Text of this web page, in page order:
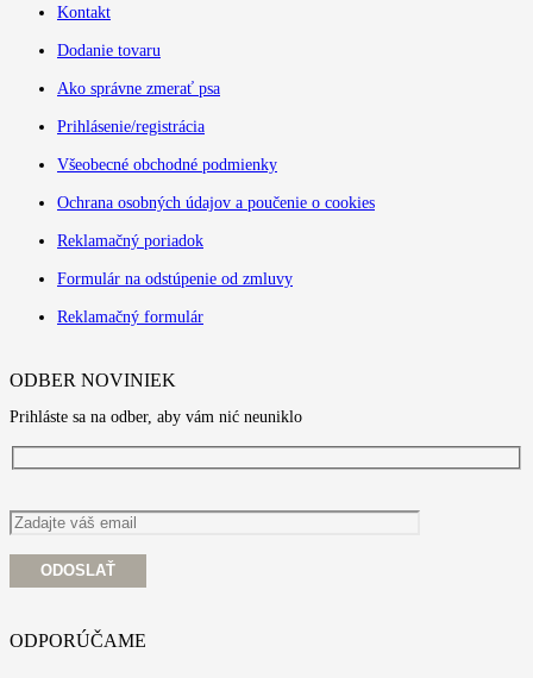
Kontakt
Dodanie tovaru
Ako správne zmerať psa
Prihlásenie/registrácia
Všeobecné obchodné podmienky
Ochrana osobných údajov a poučenie o cookies
Reklamačný poriadok
Formulár na odstúpenie od zmluvy
Reklamačný formulár
ODBER NOVINIEK
Prihláste sa na odber, aby vám nić neuniklo
ODPORÚČAME